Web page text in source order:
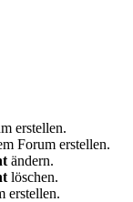
erstellen.
Forum erstellen.
ändern.
löschen.
erstellen.